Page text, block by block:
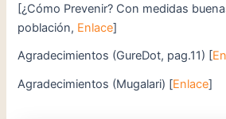
[¿Cómo Prevenir? Con medidas
población, Enlace]
Agradecimientos (GureDot, pag.11) [
Agradecimientos (Mugalari) [Enlace]